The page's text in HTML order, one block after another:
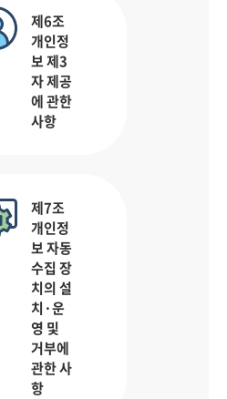
제6조
개인정
보 제3
자 제공
에 관한
사항
제7조
개인정
보 자동
수집 장
치의 설
치·운
영 및
거부에
관한 사
항